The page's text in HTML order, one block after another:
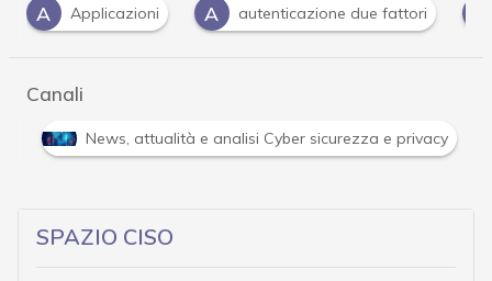
A
autenticazione due fattori E eset H
Canali
Attacchi hacker e Malware: le ultime news in tempo
SPAZIO CISO